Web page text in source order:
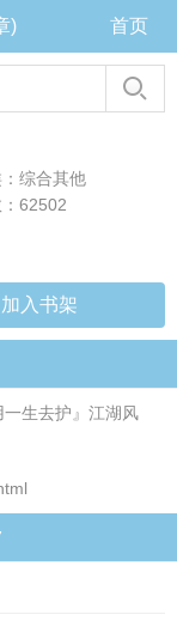
) 首页
综合其他
62502
加入书架
生去护』江湖风